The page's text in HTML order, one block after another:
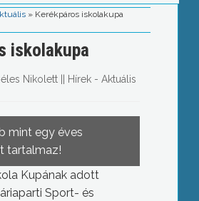
» Kerékpáros iskolakupa
iskolakupa
Nikolett|| Hírek - Aktuális
mint egy éves
tartalmaz!
Kupának adott
Sport- és